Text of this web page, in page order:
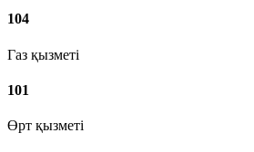
104
Газ қызметі
101
Өрт қызметі